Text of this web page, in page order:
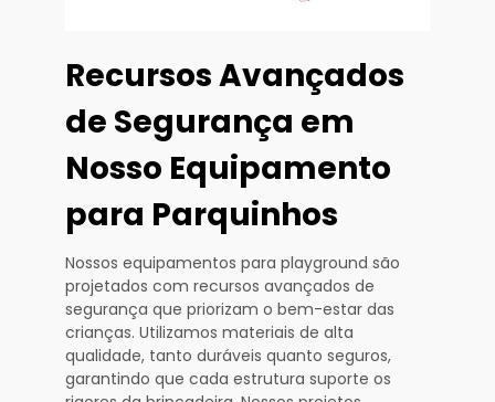
Recursos Avançados
de Segurança em
Nosso Equipamento
para Parquinhos
Nossos equipamentos para playground são
projetados com recursos avançados de
segurança que priorizam o bem-estar das
crianças. Utilizamos materiais de alta
qualidade, tanto duráveis quanto seguros,
garantindo que cada estrutura suporte os